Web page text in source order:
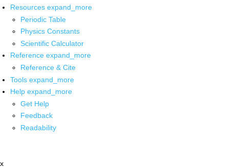
Resources expand_more
Periodic Table
Physics Constants
Scientific Calculator
Reference expand_more
Reference & Cite
Tools expand_more
Help expand_more
Get Help
Feedback
Readability
x